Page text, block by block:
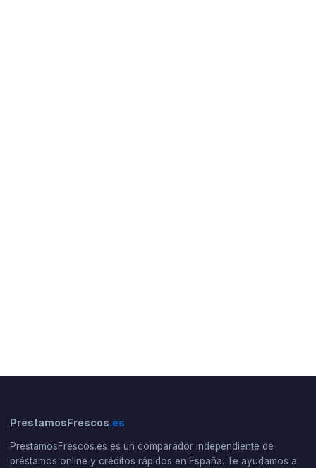
PrestamosFrescos.es
PrestamosFrescos.es es un comparador independiente de
préstamos online y créditos rápidos en España. Te ayudamos a